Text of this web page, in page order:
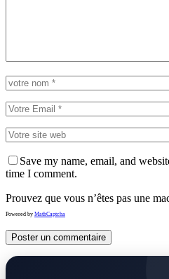
Save my name, email, and
time I comment.
Prouvez que vous n’êtes pas une
Powered by MathCaptcha